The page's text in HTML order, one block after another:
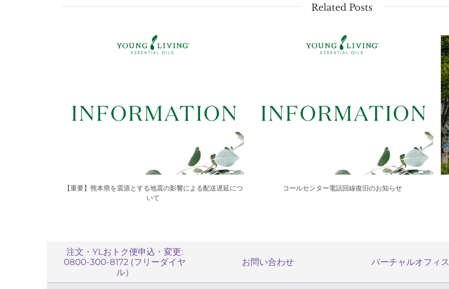
Related Posts
【重要】熊本県を震源とする地震の影響による配送遅延につ
いて
コールセンター電話回線復旧のお知らせ
注文・YLおトク便申込・変更:
0800-300-8172 (フリーダイヤ
ル）
お問い合わせ バーチャルオフィス